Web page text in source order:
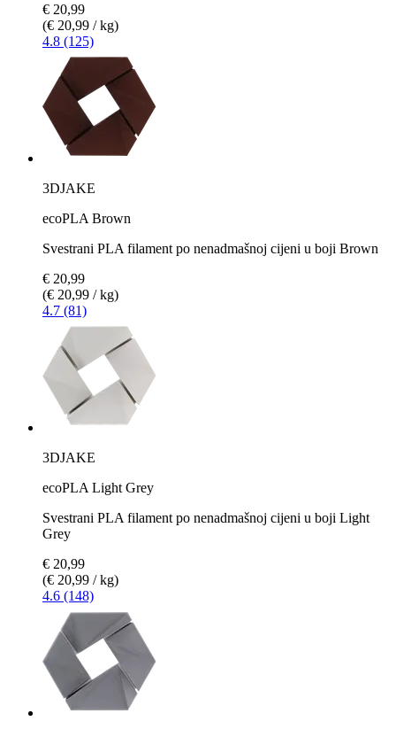
€ 20,99
(€ 20,99 / kg)
4.8 (125)
3DJAKE
ecoPLA Brown
Svestrani PLA filament po nenadmašnoj cijeni u boji Brown
€ 20,99
(€ 20,99 / kg)
4.7 (81)
3DJAKE
ecoPLA Light Grey
Svestrani PLA filament po nenadmašnoj cijeni u boji Light
Grey
€ 20,99
(€ 20,99 / kg)
4.6 (148)